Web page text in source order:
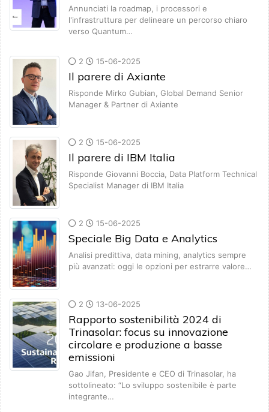
Annunciati la roadmap, i processori e
l'infrastruttura per delineare un percorso chiaro
verso Quantum…
2 15-06-2025
Il parere di Axiante
Risponde Mirko Gubian, Global Demand Senior
Manager & Partner di Axiante
2 15-06-2025
Il parere di IBM Italia
Risponde Giovanni Boccia, Data Platform Technical
Specialist Manager di IBM Italia
2 15-06-2025
Speciale Big Data e Analytics
Analisi predittiva, data mining, analytics sempre
più avanzati: oggi le opzioni per estrarre valore…
2 13-06-2025
Rapporto sostenibilità 2024 di
Trinasolar: focus su innovazione
circolare e produzione a basse
emissioni
Gao Jifan, Presidente e CEO di Trinasolar, ha
sottolineato: “Lo sviluppo sostenibile è parte
integrante…